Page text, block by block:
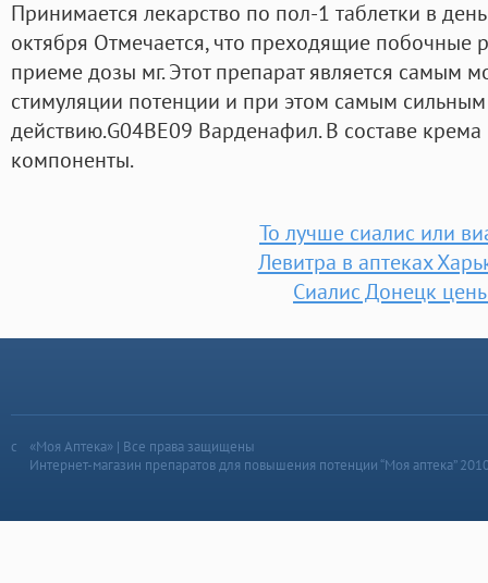
Принимается лекарство по пол-1 таблетки в
октября Отмечается, что преходящие побочные
приеме дозы мг. Этот препарат является самым
стимуляции потенции и при этом самым
действию.G04BE09 Варденафил. В составе крема
компоненты.
То лучше сиалис или
Левитра в аптеках
Сиалис Донецк
«Моя Аптека» | Все права защищены
Интернет-магазин препаратов для повышения потенции “Моя аптека”